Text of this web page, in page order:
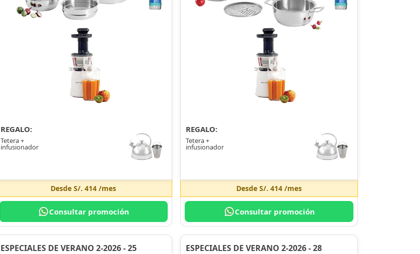
REGALO:
Tetera +
infusionador
DesdeS/. 414 /mes
Consultar promoción
REGALO:
Tetera +
infusionador
DesdeS/. 414 /mes
Consultar promoción
ESPECIALES DE VERANO 2-2026 - 25 ESPECIALES DE VERANO 2-2026 - 28